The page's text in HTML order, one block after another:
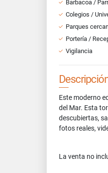
Barbacoa /
Colegios /
Parques
Portería /
Vigilancia
Este moderno
del Mar. Esta
descubiertas,
fotos reales,
La venta no